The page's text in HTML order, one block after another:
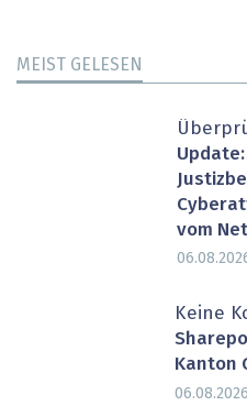
MEIST GELESEN
vom
Keine
Kanton